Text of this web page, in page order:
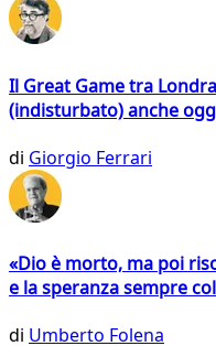
Il Great Game tra
(indisturbato) anche
di Giorgio Ferrari
«Dio è morto, ma poi
e la speranza sempre
di Umberto Folena